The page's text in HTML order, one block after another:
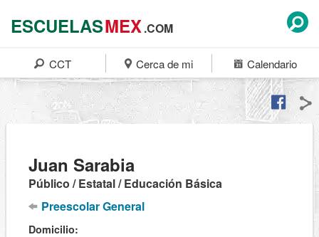
ESCUELASMEX.COM
CCT Cerca de mi Calendario
Juan Sarabia
Público / Estatal / Educación Básica
Preescolar General
Domicilio: